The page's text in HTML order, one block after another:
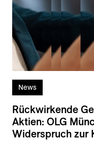
News
Rückwirkende
Aktien: OLG
Widerspruch zur